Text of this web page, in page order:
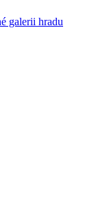
galerii hradu